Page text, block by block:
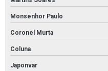
Monsenhor Paulo
Coronel Murta
Coluna
Japonvar